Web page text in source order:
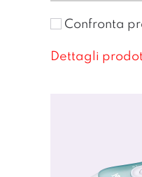
Confronta
Dettagli